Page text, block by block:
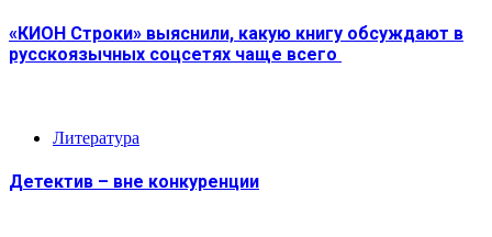
«КИОН Строки» выяснили, какую книгу обсуждают в
русскоязычных соцсетях чаще всего
Литература
Детектив – вне конкуренции